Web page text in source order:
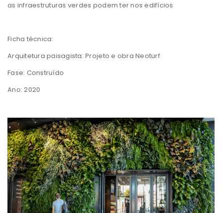
as infraestruturas verdes podem ter nos edifícios
Ficha técnica:
Arquitetura paisagista: Projeto e obra Neoturf
Fase: Construído
Ano: 2020